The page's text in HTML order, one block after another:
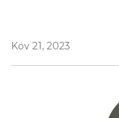
Kov 21, 2023